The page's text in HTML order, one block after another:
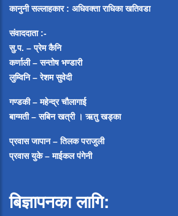
कानुनी सल्लाहकार : अधिवक्ता राधिका खतिवडा
संवाददाता :-
सु.प. – प्रेम कैनि
कर्णाली – सन्तोष भण्डारी
लुम्विनि – रेशम सुवेदी
गण्डकी – महेन्द्र चौलागाई
बाग्मती – सबिन खत्री ।ऋतु खड्का
प्रवास जापान – तिलक पराजुली
प्रवास युके – माईकल पंगेनी
बिज्ञापनका लागि: